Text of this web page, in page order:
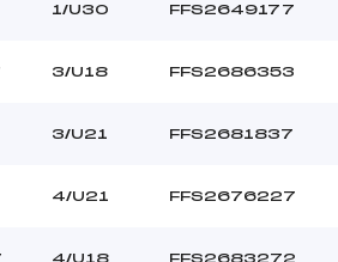
–
95.0900
1/U30 FFS2649177
3/U18 FFS2686353
3/U21 FFS2681837
4/U21 FFS2676227
4/U18 FFS2683272